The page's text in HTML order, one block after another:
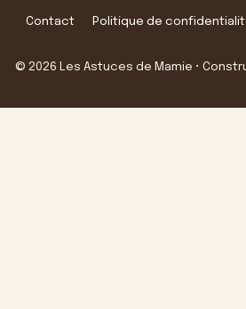
Contact Politique de
© 2026 Les Astuces de Mamie •